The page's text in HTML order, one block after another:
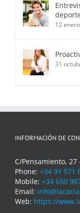
12
31
INFORMACIÓN DE
C/Pensamiento, 27
Phone: +34 91 571
Mobile: +34 650
Email:
Web: https://